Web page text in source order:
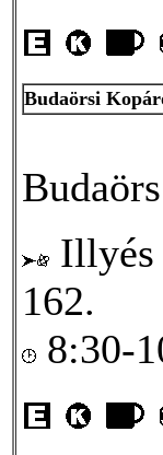
Budaörsi
Budaörs
Illyés
162.
8:30-